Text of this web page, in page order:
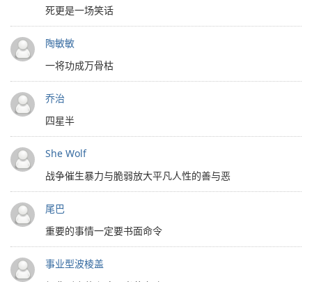
死更是一场笑话
陶敏敏
一将功成万骨枯
乔治
四星半
She Wolf
战争催生暴力与脆弱放大平凡人性的善与恶
尾巴
重要的事情一定要书面命令
事业型波棱盖